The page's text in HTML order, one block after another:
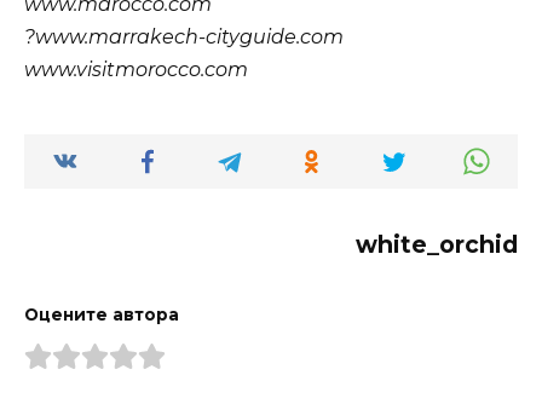
?www.marrakech-cityguide.com
www.visitmorocco.com
white_orchid
Оцените автора